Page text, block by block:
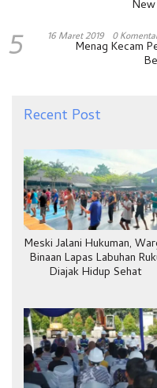
5 16 Maret 2019 0
Menag Kecam
Recent Post
Meski Jalani Hukuman,
Binaan Lapas Labuhan
Diajak Hidup Sehat